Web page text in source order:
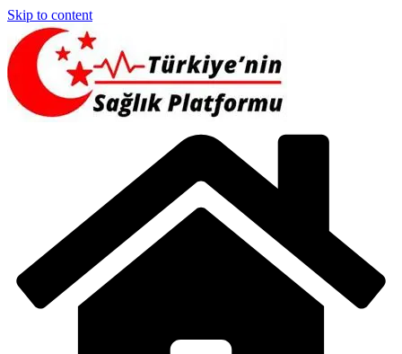
Skip to content